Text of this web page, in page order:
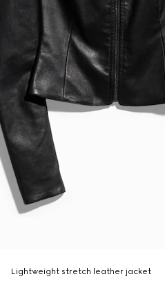
Lightweight stretch leather jacket